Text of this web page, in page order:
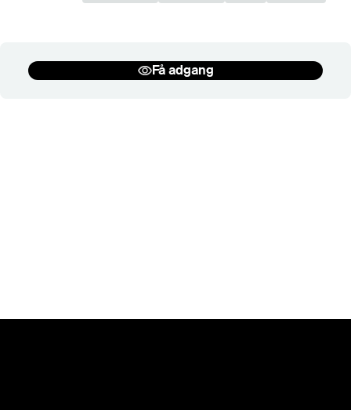
Se flere
Se flere
Få adgang